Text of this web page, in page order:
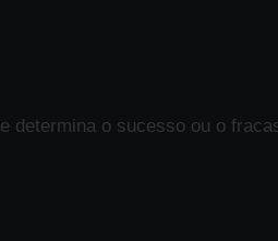
determina o sucesso ou o